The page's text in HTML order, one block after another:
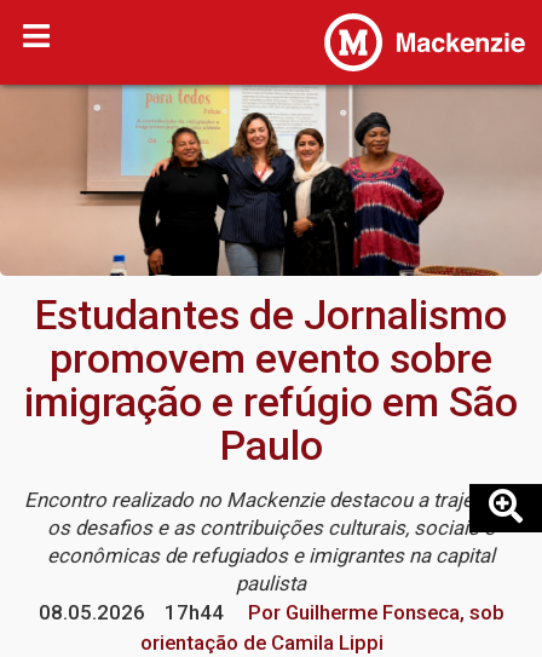
Estudantes de Jornalismo
promovem evento sobre
imigração e refúgio em São
Paulo
Encontro realizado no Mackenzie destacou a trajetória,
os desafios e as contribuições culturais, sociais e
econômicas de refugiados e imigrantes na capital
paulista
08.05.2026
17h44
Por Guilherme Fonseca, sob
orientação de Camila Lippi